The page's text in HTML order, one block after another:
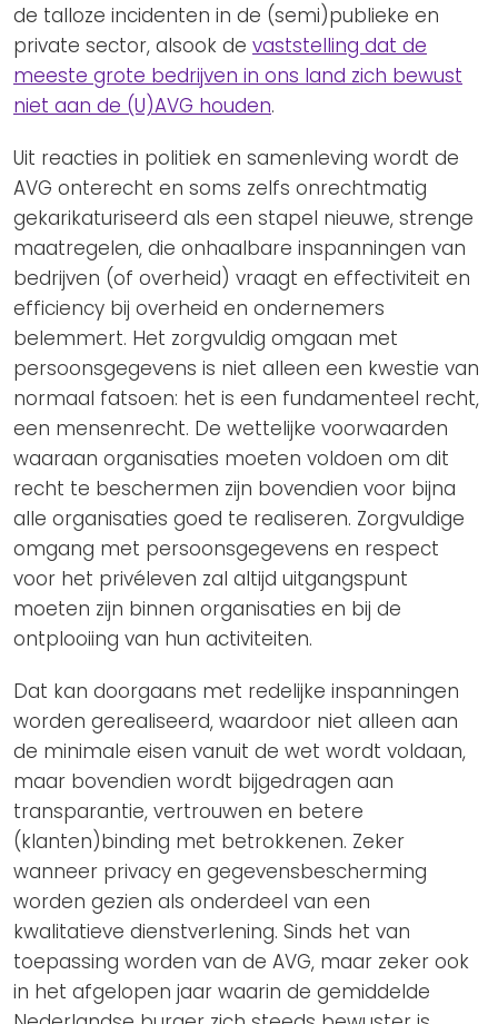
de talloze incidenten in de (semi)publieke en
private sector, alsook de vaststelling dat de
meeste grote bedrijven in ons land zich bewust
niet aan de (U)AVG houden.
Uit reacties in politiek en samenleving wordt de
AVG onterecht en soms zelfs onrechtmatig
gekarikaturiseerd als een stapel nieuwe, strenge
maatregelen, die onhaalbare inspanningen van
bedrijven (of overheid) vraagt en effectiviteit en
efficiency bij overheid en ondernemers
belemmert. Het zorgvuldig omgaan met
persoonsgegevens is niet alleen een kwestie van
normaal fatsoen: het is een fundamenteel recht,
een mensenrecht. De wettelijke voorwaarden
waaraan organisaties moeten voldoen om dit
recht te beschermen zijn bovendien voor bijna
alle organisaties goed te realiseren. Zorgvuldige
omgang met persoonsgegevens en respect
voor het privéleven zal altijd uitgangspunt
moeten zijn binnen organisaties en bij de
ontplooiing van hun activiteiten.
Dat kan doorgaans met redelijke inspanningen
worden gerealiseerd, waardoor niet alleen aan
de minimale eisen vanuit de wet wordt voldaan,
maar bovendien wordt bijgedragen aan
transparantie, vertrouwen en betere
(klanten)binding met betrokkenen. Zeker
wanneer privacy en gegevensbescherming
worden gezien als onderdeel van een
kwalitatieve dienstverlening. Sinds het van
toepassing worden van de AVG, maar zeker ook
in het afgelopen jaar waarin de gemiddelde